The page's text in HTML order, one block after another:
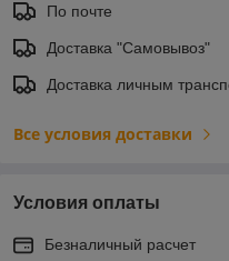
По почте
Доставка "Самовывоз"
Доставка личным
Все условия доставки
Условия оплаты
Безналичный расчет